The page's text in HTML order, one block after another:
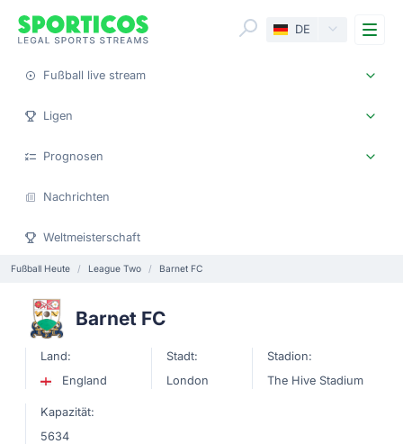
DE
Fußball live stream
Ligen
Prognosen
Nachrichten
Weltmeisterschaft
Fußball Heute League Two Barnet FC
Barnet FC
Land:
England
Stadt:
London
Stadion:
The Hive Stadium
Kapazität:
5634